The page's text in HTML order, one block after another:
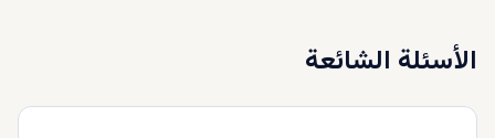
الأسئلة الشائعة